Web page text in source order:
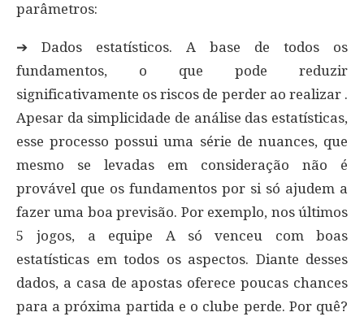
parâmetros:
➔ Dados estatísticos. A base de todos os
fundamentos, o que pode reduzir
significativamente os riscos de perder ao realizar .
Apesar da simplicidade de análise das estatísticas,
esse processo possui uma série de nuances, que
mesmo se levadas em consideração não é
provável que os fundamentos por si só ajudem a
fazer uma boa previsão. Por exemplo, nos últimos
5 jogos, a equipe A só venceu com boas
estatísticas em todos os aspectos. Diante desses
dados, a casa de apostas oferece poucas chances
para a próxima partida e o clube perde. Por quê?